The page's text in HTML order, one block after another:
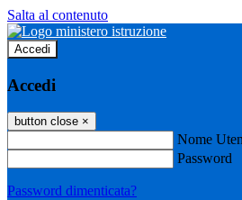
Salta al contenuto
Accedi
Accedi
button close ×
Nome
Password
Password dimenticata?